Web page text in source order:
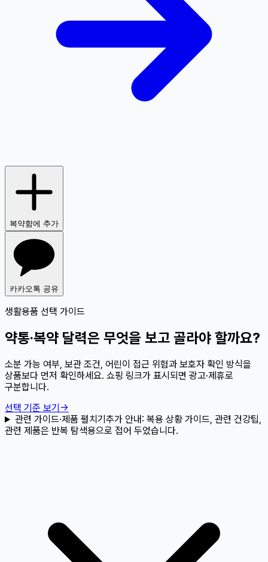
복약함에 추가
카카오톡 공유
생활용품 선택 가이드
약통·복약 달력은 무엇을 보고 골라야 할까요?
소분 가능 여부, 보관 조건, 어린이 접근 위험과 보호자 확인 방식을
상품보다 먼저 확인하세요. 쇼핑 링크가 표시되면 광고·제휴로
구분합니다.
선택 기준 보기 →
관련 가이드·제품 펼치기추가 안내: 복용 상황 가이드, 관련 건강팁,
관련 제품은 반복 탐색용으로 접어 두었습니다.